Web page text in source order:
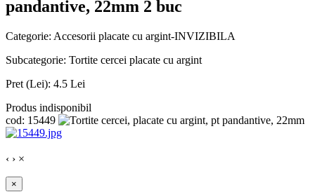
pandantive, 22mm 2 buc
Categorie: Accesorii placate cu argint-INVIZIBILA
Subcategorie: Tortite cercei placate cu argint
Pret (Lei): 4.5 Lei
Produs indisponibil
cod: 15449
‹ › ×
×